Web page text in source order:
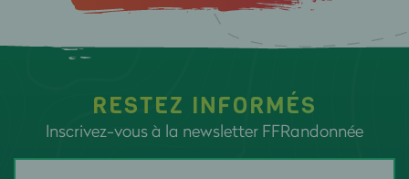
RESTEZ INFORMÉS
Inscrivez-vous à la newsletter FFRandonnée